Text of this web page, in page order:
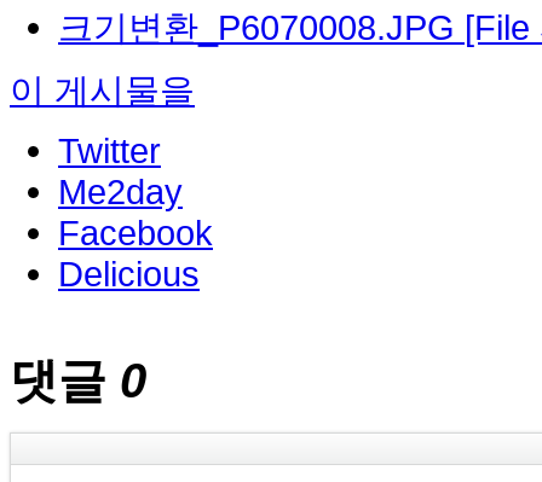
크기변환_P6070008.JPG [File
이 게시물을
Twitter
Me2day
Facebook
Delicious
댓글 0